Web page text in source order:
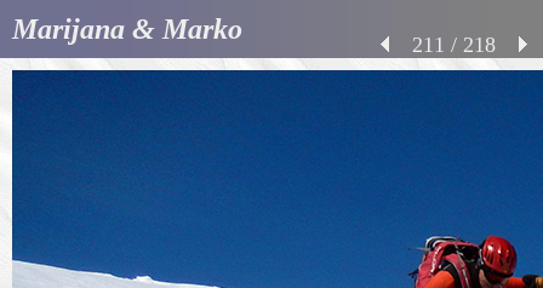
Marijana & Marko 211 / 218